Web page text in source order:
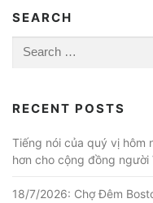
SEARCH
Search
RECENT POSTS
Tiếng nói của quý vị hôm
hơn cho cộng đồng người
18/7/2026: Chợ Đêm